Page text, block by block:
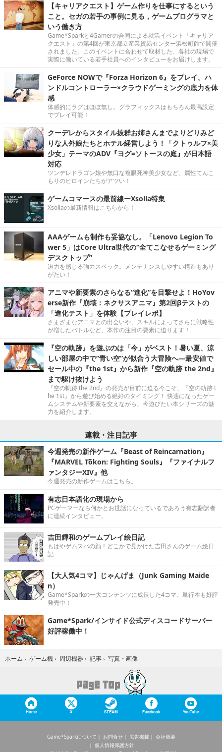
【キャリアクエスト】ゲーム作りを仕事にするという
こと。セガの若手の事例に見る，ゲームプログラマと
いう働き方
Game*Sparkと4Gamerの合同による就活イベント「キャリア
クエスト」の第4回が東京都立産業貿易センター浜松町館で開催
されました。このイベントに合わせて取材した、各社の現場で
実際に働いている若手社員へのインタビューをお届けします。
GeForce NOWで『Forza Horizon 6』をプレイ。ハ
ンドルコントローラー×クラウドゲーミングの底力を体
感
体感的にラグはほぼ無し。グラフィックスはもちろん最高設定
でプレイ可能！
クーデレからスタイル抜群お姉さんまでよりどりみど
りな人外娘たちとホテル経営しよう！「クトゥルフ×美
少女」テーマのADV『ヨグ=ソトースの庭』が日本語
対応
ツンデレドラゴン娘や無口な複眼死神美少女など、属性てんこ
もりのヒロインたちがアツい！
ゲームコマースの最前線ーXsolla特集
Xsollaの最新情報はこちらから！
AAAゲームも制作も妥協なし。「Lenovo Legion To
wer 5」はCore Ultra世代の“全てこなせるゲーミング
デスクトップ”
迫力を感じる強力スペック。メンテナンスしやすい構造もあり
がたい！
アニマや新要素のさらなる“進化”を目撃せよ！HoYov
erse新作『崩壊：ネクサスアニマ』第2回βテストの
「進化テスト」を体験【プレイレポ】
さまざまなアニマとの出会いや、スキルによってさらに戦略性
が増したバトルなど、本作の注目の要素に迫ります！
『空の軌跡』を遊ぶのは「今」がベスト！暑い夏、涼
しい部屋の中で“青い空”が似合う大冒険へ―最安値で
セール中の『the 1st』から新作『空の軌跡 the 2nd』
まで駆け抜けよう
『空の軌跡 the 2nd』の発売が目前に迫る今こそ、『空の軌跡 t
he 1st』から遊び始める絶好のタイミング！ 快適になったゲー
ムシステムや新要素を交えながら、今遊びたい本シリーズの魅
力を紹介します。
連載・注目記事
今週発売の新作ゲーム『Beast of Reincarnation』
『MARVEL Tōkon: Fighting Souls』『ファイナルフ
ァンタジーXIV』他
今週発売の新作ゲームはこちら。
有志日本語化の現場から
PCゲーマーなら何かとお世話になっているであろう有志翻訳者
に連続インタビュー。
吉田輝和のゲームプレイ絵日記
もはやゲムスパの顔！どこかで見かけた吉田さんのゲーム絵日
記
【大人気4コマ】じゃんげま（Junk Gaming Maide
n）
Game*Sparkの一大コンテンツに成長した4コマ。単行本も好評
発売中！
Game*Spark/インサイド公式ディスコードサーバー
好評稼働中！
ホーム › ゲーム機 › 周辺機器 › 記事 › 写真・画像
Home X STEAM Facebook YouTube
Game*Sparkについて お問合せ 広告掲載
会社概要
個人情報保護方針